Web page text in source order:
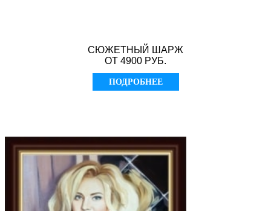
СЮЖЕТНЫЙ ШАРЖ
ОТ 4900 РУБ.
ПОДРОБНЕЕ